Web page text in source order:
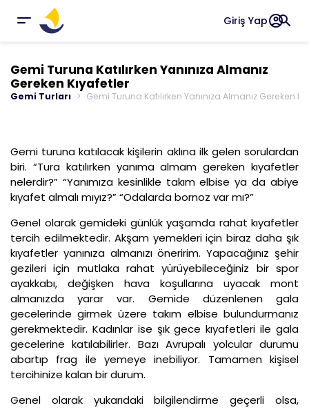
Giriş Yapaccount_circlesearch
Gemi Turuna Katılırken Yanınıza Almanız
Gereken Kıyafetler
Gemi Turları Gemi Turuna Katılırken Yanınıza Almanız Gereken
Gemi turuna katılacak kişilerin aklına ilk gelen sorulardan
biri. “Tura katılırken yanıma almam gereken kıyafetler
nelerdir?” “Yanımıza kesinlikle takım elbise ya da abiye
kıyafet almalı mıyız?” “Odalarda bornoz var mı?”
Genel olarak gemideki günlük yaşamda rahat kıyafetler
tercih edilmektedir. Akşam yemekleri için biraz daha şık
kıyafetler yanınıza almanızı öneririm. Yapacağınız şehir
gezileri için mutlaka rahat yürüyebileceğiniz bir spor
ayakkabı, değişken hava koşullarına uyacak mont
almanızda yarar var. Gemide düzenlenen gala
gecelerinde girmek üzere takım elbise bulundurmanız
gerekmektedir. Kadınlar ise şık gece kıyafetleri ile gala
gecelerine katılabilirler. Bazı Avrupalı yolcular durumu
abartıp frag ile yemeye inebiliyor. Tamamen kişisel
tercihinize kalan bir durum.
Genel olarak yukarıdaki bilgilendirme geçerli olsa,